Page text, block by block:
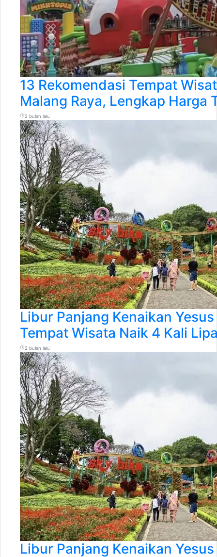
13 Rekomendasi Tempat
Malang Raya, Lengkap Harga
2 bulan lalu
Libur Panjang Kenaikan
Tempat Wisata Naik 4 Kali
2 bulan lalu
Libur Panjang Kenaikan